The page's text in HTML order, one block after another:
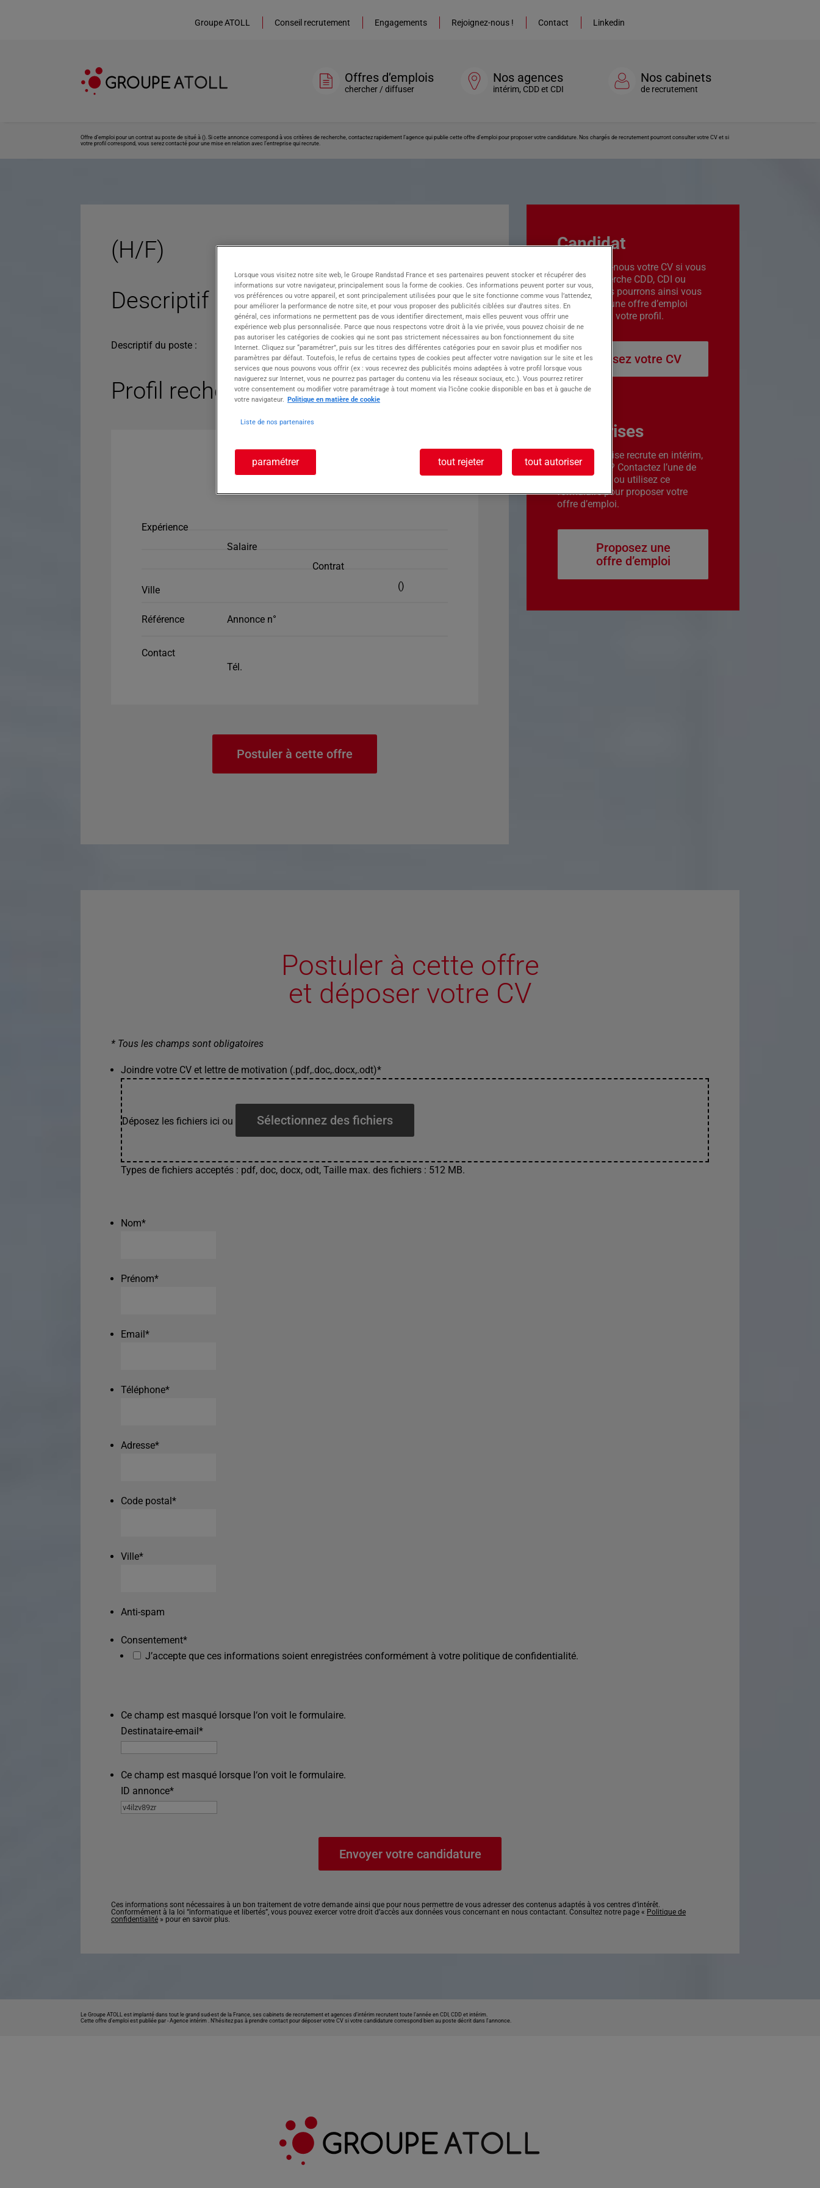
Groupe ATOLL Conseil recrutement Engagements Rejoignez-nous ! Contact Linkedin
Offres d’emplois
chercher / diffuser
Nos agences
intérim, CDD et CDI
Nos cabinets
de recrutement
Offre d’emploi pour un contrat au poste de situé à (). Si cette annonce correspond à vos critères de recherche, contactez rapidement l’agence qui publie cette offre d’emploi pour proposer votre candidature. Nos chargés de recrutement pourront consulter votre CV et si
votre profil correspond, vous serez contacté pour une mise en relation avec l’entreprise qui recrute.
(H/F)
Descriptif du poste :
Descriptif du poste :
Profil recherché
Expérience
Salaire
Contrat
Ville ()
Référence Annonce n°
Contact
Tél.
Postuler à cette offre
Candidat
Transmettez-nous votre CV si vous
êtes en recherche CDD, CDI ou
intérim. Nous pourrons ainsi vous
contacter si une offre d’emploi
correspond à votre profil.
Déposez votre CV
Entreprises
Votre entreprise recrute en intérim,
CDD ou CDI ? Contactez l’une de
nos agences ou utilisez ce
formulaire pour proposer votre
offre d’emploi.
Proposez une
offre d’emploi
Postuler à cette offre
et déposer votre CV
* Tous les champs sont obligatoires
Joindre votre CV et lettre de motivation (.pdf,.doc,.docx,.odt)*
Déposez les fichiers ici ou Sélectionnez des fichiers
Types de fichiers acceptés : pdf, doc, docx, odt, Taille max. des fichiers : 512 MB.
Nom*
Prénom*
Email*
Téléphone*
Adresse*
Code postal*
Ville*
Anti-spam
Consentement*
J’accepte que ces informations soient enregistrées conformément à votre politique de confidentialité.
Ce champ est masqué lorsque l‘on voit le formulaire.
Destinataire-email*
Ce champ est masqué lorsque l‘on voit le formulaire.
ID annonce*
Ces informations sont nécessaires à un bon traitement de votre demande ainsi que pour nous permettre de vous adresser des contenus adaptés à vos centres d’intérêt.
Conformément à la loi “informatique et libertés”, vous pouvez exercer votre droit d’accès aux données vous concernant en nous contactant. Consultez notre page « Politique de
confidentialité » pour en savoir plus.
Le Groupe ATOLL est implanté dans tout le grand sud-est de la France, ses cabinets de recrutement et agences d’intérim recrutent toute l’année en CDI, CDD et intérim.
Cette offre d’emploi est publiée par -Agence intérim . N’hésitez pas à prendre contact pour déposer votre CV si votre candidature correspond bien au poste décrit dans l'annonce.
Lorsque vous visitez notre site web, le Groupe Randstad France et ses partenaires peuvent stocker et récupérer des
informations sur votre navigateur, principalement sous la forme de cookies. Ces informations peuvent porter sur vous,
vos préférences ou votre appareil, et sont principalement utilisées pour que le site fonctionne comme vous l’attendez,
pour améliorer la performance de notre site, et pour vous proposer des publicités ciblées sur d’autres sites. En
général, ces informations ne permettent pas de vous identifier directement, mais elles peuvent vous offrir une
expérience web plus personnalisée. Parce que nous respectons votre droit à la vie privée, vous pouvez choisir de ne
pas autoriser les catégories de cookies qui ne sont pas strictement nécessaires au bon fonctionnement du site
Internet. Cliquez sur “paramétrer”, puis sur les titres des différentes catégories pour en savoir plus et modifier nos
paramètres par défaut. Toutefois, le refus de certains types de cookies peut affecter votre navigation sur le site et les
services que nous pouvons vous offrir (ex : vous recevrez des publicités moins adaptées à votre profil lorsque vous
naviguerez sur Internet, vous ne pourrez pas partager du contenu via les réseaux sociaux, etc.). Vous pourrez retirer
votre consentement ou modifier votre paramétrage à tout moment via l’icône cookie disponible en bas et à gauche de
votre navigateur. Politique en matière de cookie
Liste de nos partenaires
paramétrer tout rejeter tout autoriser